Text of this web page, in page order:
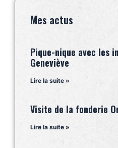
Mes actus
Pique-nique avec les
Geneviève
Lire la suite »
Visite de la fonderie
Lire la suite »